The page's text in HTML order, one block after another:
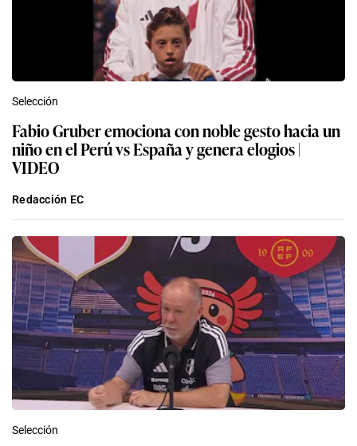
Selección
Fabio Gruber emociona con noble gesto hacia un
niño en el Perú vs España y genera elogios |
VIDEO
Redacción EC
Selección